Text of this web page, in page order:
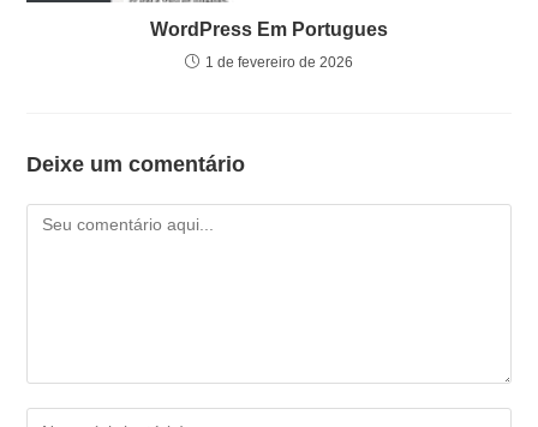
WordPress Em Portugues
1 de fevereiro de 2026
Deixe um comentário
Comentário